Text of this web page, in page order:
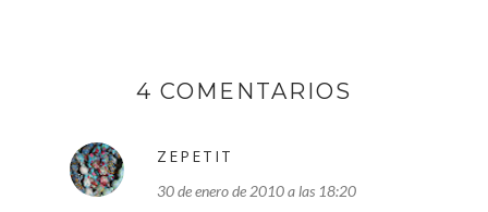
4 COMENTARIOS
ZEPETIT
30 de enero de 2010 a las 18:20